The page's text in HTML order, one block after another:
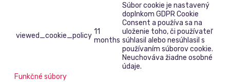
viewed_cookie_policy 11
months
Súbor cookie je nastavený
doplnkom GDPR Cookie
Consent a používa sa na
uloženie toho, či používateľ
súhlasil alebo nesúhlasil s
používaním súborov cookie.
Neuchováva žiadne osobné
údaje.
Funkčné súbory